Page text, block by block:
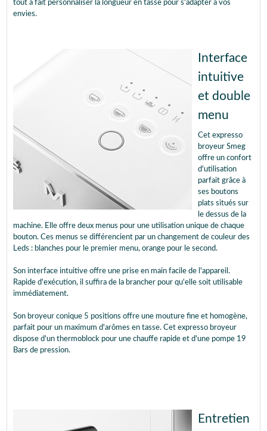
tout à fait personnaliser la longueur en tasse pour s'adapter à vos
envies.
Interface
intuitive
et double
menu
Cet expresso
broyeur Smeg
offre un confort
d'utilisation
parfait grâce à
ses boutons
plats situés sur
le dessus de la
machine. Elle offre deux menus pour une utilisation unique de chaque
bouton. Ces menus se différencient par un changement de couleur des
Leds : blanches pour le premier menu, orange pour le second.
Son interface intuitive offre une prise en main facile de l'appareil.
Rapide d'exécution, il suffira de la brancher pour qu'elle soit utilisable
immédiatement.
Son broyeur conique 5 positions offre une mouture fine et homogène,
parfait pour un maximum d'arômes en tasse. Cet expresso broyeur
dispose d'un thermoblock pour une chauffe rapide et d'une pompe 19
Bars de pression.
Entretien